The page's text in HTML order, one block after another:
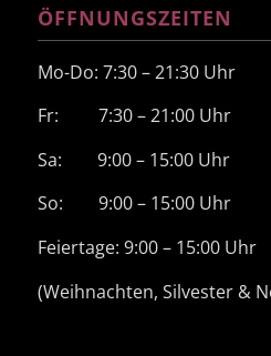
ÖFFNUNGSZEITEN
Mo-Do: 7:30 – 21:30 Uhr
Fr: 7:30 – 21:00 Uhr
Sa: 9:00 – 15:00 Uhr
So: 9:00 – 15:00 Uhr
Feiertage: 9:00 – 15:00 Uhr
(Weihnachten, Silvester &